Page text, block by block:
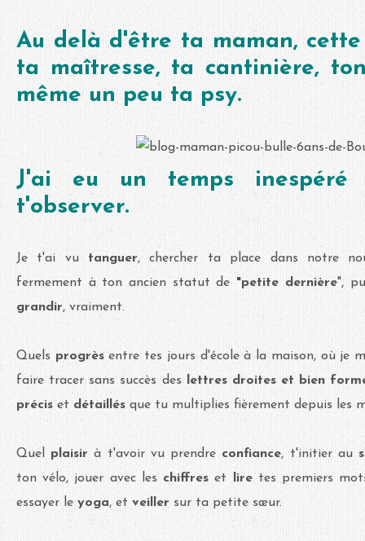
Au delà d'être ta maman,
ta maîtresse, ta cantinière,
même un peu ta psy.
J'ai eu un temps inespéré
t'observer.
Je t'ai vu tanguer, chercher ta place dans notre
fermement à ton ancien statut de "petite dernière",
grandir, vraiment.
Quels progrèsentre tes jours d'école à la maison, où je
faire tracer sans succès des lettres droites et bien
précis et détaillés que tu multiplies fièrement depuis les
Quel plaisirà t'avoir vu prendre confiance, t'initier au
ton vélo, jouer avec les chiffreset lire tes premiers
essayer le yoga, et veiller sur ta petite sœur.